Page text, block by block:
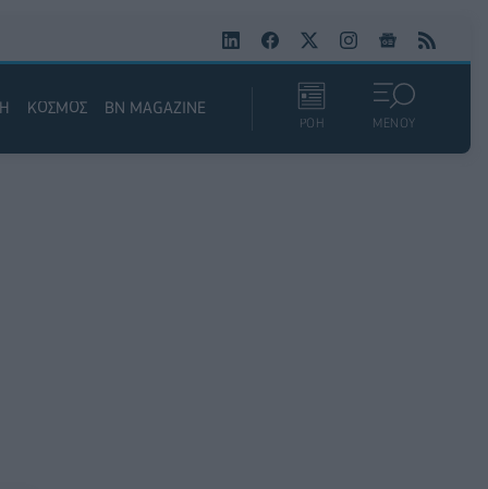
ΚΟΣΜΟΣ BN MAGAZINE
ΡΟΗ ΜΕΝΟΥ